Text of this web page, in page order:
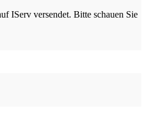
IServ versendet. Bitte schauen Sie